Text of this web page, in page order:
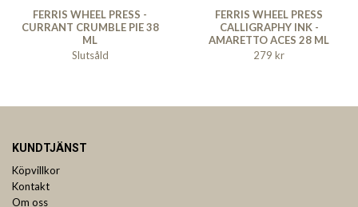
FERRIS WHEEL PRESS -
CURRANT CRUMBLE PIE 38
ML
Slutsåld
FERRIS WHEEL PRESS
CALLIGRAPHY INK -
AMARETTO ACES 28 ML
279 kr
KUNDTJÄNST
Köpvillkor
Kontakt
Om oss